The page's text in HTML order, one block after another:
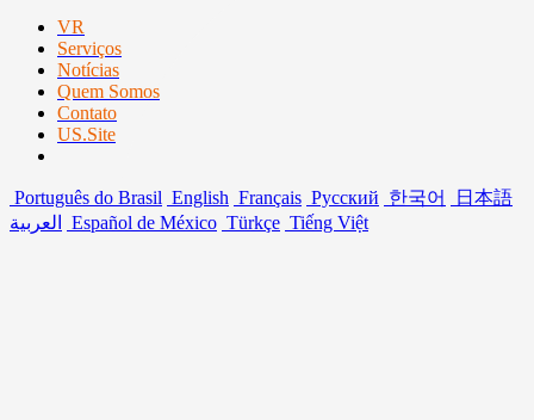
VR
Serviços
Notícias
Quem Somos
Contato
US.Site
Português do Brasil English Français Русский 한국어
日本語
العربية
Español de México Türkçe Tiếng Việt